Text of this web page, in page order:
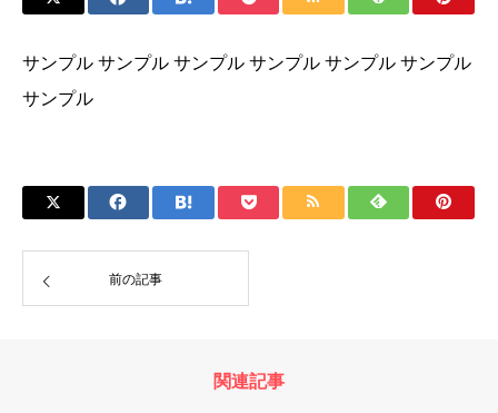
サンプル サンプル サンプル サンプル サンプル サンプル
サンプル
前の記事
関連記事